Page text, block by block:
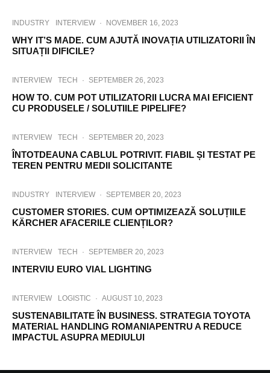
INDUSTRY INTERVIEW · NOVEMBER 16, 2023
WHY IT’S MADE. CUM AJUTĂ INOVAȚIA UTILIZATORII ÎN
SITUAȚII DIFICILE?
INTERVIEW TECH · SEPTEMBER 26, 2023
HOW TO. CUM POT UTILIZATORII LUCRA MAI EFICIENT
CU PRODUSELE / SOLUTIILE PIPELIFE?
INTERVIEW TECH · SEPTEMBER 20, 2023
ÎNTOTDEAUNA CABLUL POTRIVIT. FIABIL ȘI TESTAT PE
TEREN PENTRU MEDII SOLICITANTE
INDUSTRY INTERVIEW · SEPTEMBER 20, 2023
CUSTOMER STORIES. CUM OPTIMIZEAZĂ SOLUȚIILE
KÄRCHER AFACERILE CLIENȚILOR?
INTERVIEW TECH · SEPTEMBER 20, 2023
INTERVIU EURO VIAL LIGHTING
INTERVIEW LOGISTIC · AUGUST 10, 2023
SUSTENABILITATE ÎN BUSINESS. STRATEGIA TOYOTA
MATERIAL HANDLING ROMANIAPENTRU A REDUCE
IMPACTUL ASUPRA MEDIULUI